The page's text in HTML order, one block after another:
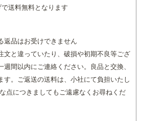
送料無料となります
返品はお受けできません
文と違っていたり、破損や初期不良等ござ
週間以内にご連絡ください。良品と交換、
す。ご返送の送料は、小社にて負担いたし
点につきましてもご遠慮なくお尋ねくだ